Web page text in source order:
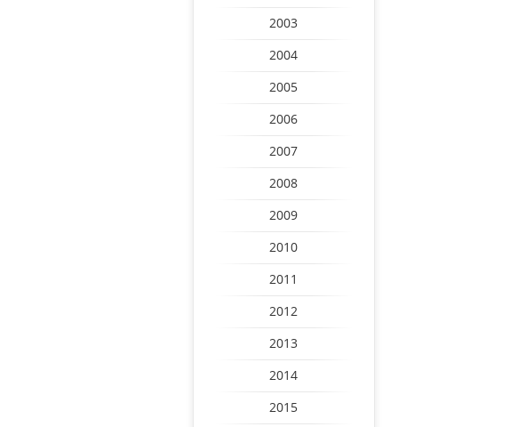
2003
2004
2005
2006
2007
2008
2009
2010
2011
2012
2013
2014
2015